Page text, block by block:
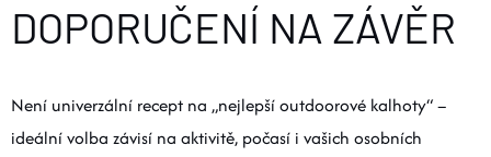
DOPORUČENÍ NA ZÁVĚR
Není univerzální recept na „nejlepší outdoorové kalhoty“ –
ideální volba závisí na aktivitě, počasí i vašich osobních